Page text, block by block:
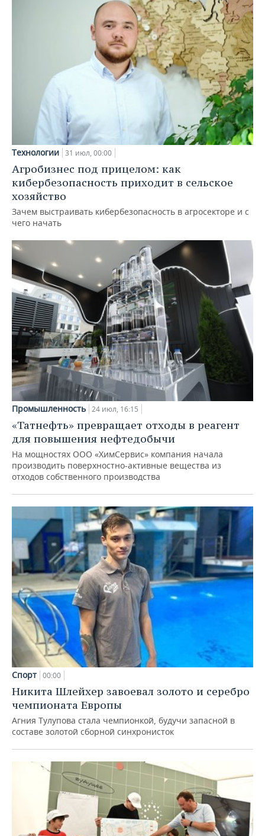
Технологии 31 июл, 00:00
Агробизнес под прицелом: как
кибербезопасность приходит в сельское
хозяйство
Зачем выстраивать кибербезопасность в агросекторе и с
чего начать
Промышленность 24 июл, 16:15
«Татнефть» превращает отходы в реагент
для повышения нефтедобычи
На мощностях ООО «ХимСервис» компания начала
производить поверхностно-активные вещества из
отходов собственного производства
Спорт 00:00
Никита Шлейхер завоевал золото и серебро
чемпионата Европы
Агния Тулупова стала чемпионкой, будучи запасной в
составе золотой сборной синхронисток